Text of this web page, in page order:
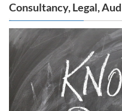
Consultancy, Legal,